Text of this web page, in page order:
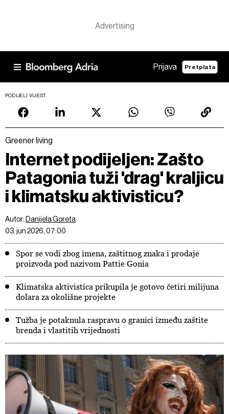
Prijava Pretplata
PODIJELI VIJEST
Greener living
Internet podijeljen: Zašto
Patagonia tuži 'drag' kraljicu
i klimatsku aktivisticu?
Autor: Danijela Goreta
03. jun 2026, 07:00
Spor se vodi zbog imena, zaštitnog znaka i prodaje
proizvoda pod nazivom Pattie Gonia
Klimatska aktivistica prikupila je gotovo četiri milijuna
dolara za okolišne projekte
Tužba je potaknula raspravu o granici između zaštite
brenda i vlastitih vrijednosti